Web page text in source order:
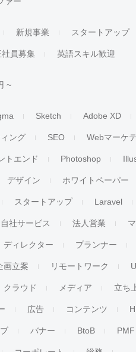
新規事業 スタートアップ
社員募集 英語スキル歓迎
~
Sketch Adobe XD
ング SEO Webマーケ
トエンド Photoshop
デザイン ホワイトペーパー
スタートアップ Laravel
自社サービス 法人営業
ディレクター プランナー
画立案 リモートワーク
クラウド メディア 立ち
広告 コンテンツ
バナー BtoB PMF